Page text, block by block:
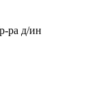
ра д/ин